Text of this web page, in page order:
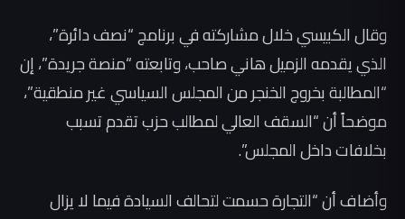
وقال الكبيسي خلال مشاركته في برنامج “نصف دائرة”،
الذي يقدمه الزميل هاني صاحب، وتابعته “منصة جريدة”، إن
“المطالبة بخروج الخنجر من المجلس السياسي غير منطقية”،
موضحاً أن “السقف العالي لمطالب حزب تقدم تسبب
بخلافات داخل المجلس”.
وأضاف أن “التجارة حسمت لتحالف السيادة فيما لا يزال